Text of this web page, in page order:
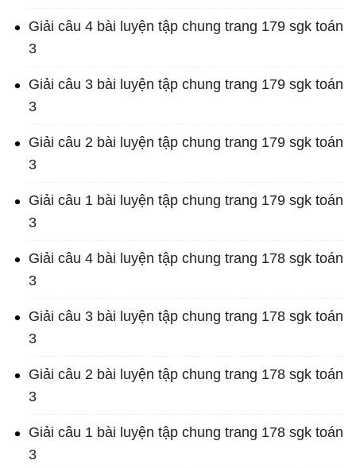
Giải câu 4 bài luyện tập chung trang 179 sgk toán
3
Giải câu 3 bài luyện tập chung trang 179 sgk toán
3
Giải câu 2 bài luyện tập chung trang 179 sgk toán
3
Giải câu 1 bài luyện tập chung trang 179 sgk toán
3
Giải câu 4 bài luyện tập chung trang 178 sgk toán
3
Giải câu 3 bài luyện tập chung trang 178 sgk toán
3
Giải câu 2 bài luyện tập chung trang 178 sgk toán
3
Giải câu 1 bài luyện tập chung trang 178 sgk toán
3